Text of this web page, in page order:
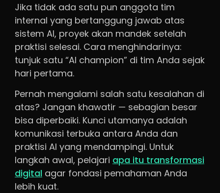
Jika tidak ada satu pun anggota tim
internal yang bertanggung jawab atas
sistem AI, proyek akan mandek setelah
praktisi selesai. Cara menghindarinya:
tunjuk satu “AI champion” di tim Anda sejak
hari pertama.
Pernah mengalami salah satu kesalahan di
atas? Jangan khawatir — sebagian besar
bisa diperbaiki. Kunci utamanya adalah
komunikasi terbuka antara Anda dan
praktisi AI yang mendampingi. Untuk
langkah awal, pelajari apa itu transformasi
digital agar fondasi pemahaman Anda
lebih kuat.